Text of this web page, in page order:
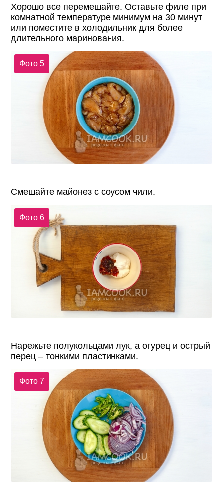
Хорошо все перемешайте. Оставьте филе при
комнатной температуре минимум на 30 минут
или поместите в холодильник для более
длительного маринования.
Фото 5
Смешайте майонез с соусом чили.
Фото 6
Нарежьте полукольцами лук, а огурец и острый
перец – тонкими пластинками.
Фото 7